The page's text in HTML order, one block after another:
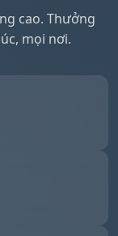
cao. Thưởng
mọi nơi.